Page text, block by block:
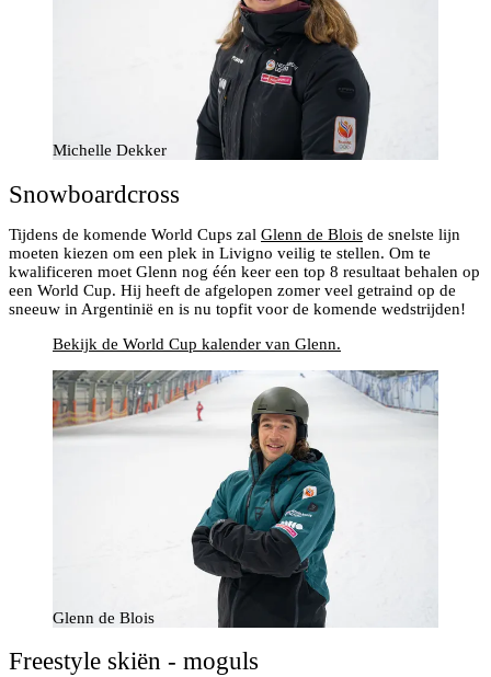
Michelle Dekker
Snowboardcross
Tijdens de komende World Cups zal Glenn de Blois de snelste lijn
moeten kiezen om een plek in Livigno veilig te stellen. Om te
kwalificeren moet Glenn nog één keer een top 8 resultaat behalen op
een World Cup. Hij heeft de afgelopen zomer veel getraind op de
sneeuw in Argentinië en is nu topfit voor de komende wedstrijden!
Bekijk de World Cup kalender van Glenn.
Glenn de Blois
Freestyle skiën - moguls